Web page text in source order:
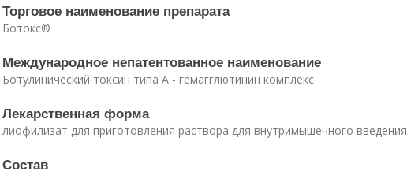
Торговое наименование препарата
Ботокс®
Международное непатентованное наименование
Ботулинический токсин типа A - гемагглютинин комплекс
Лекарственная форма
лиофилизат для приготовления раствора для внутримышечного введения
Состав